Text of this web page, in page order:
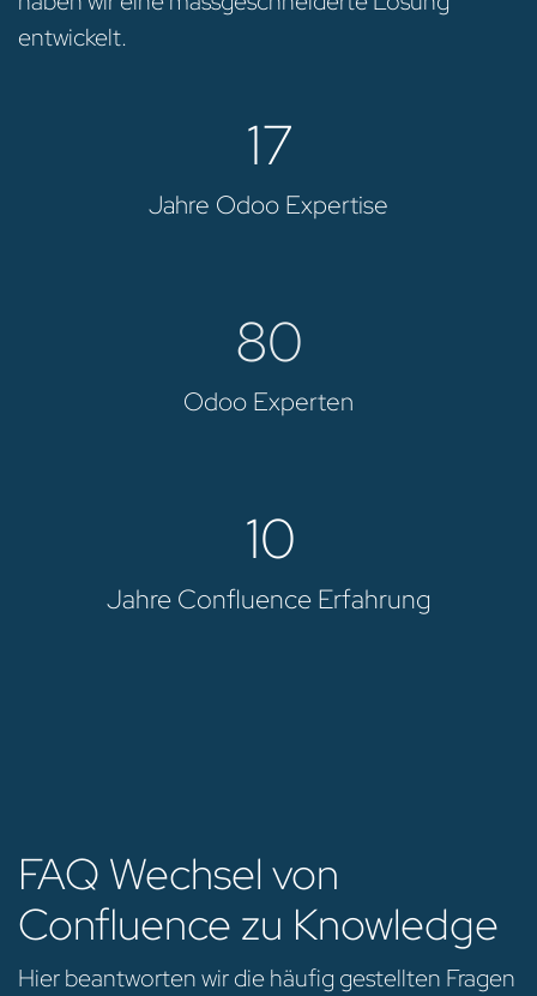
entwickelt.
17
Jahre Odoo Expertise
80
Odoo Experten
10
Jahre Confluence Erfahrung
FAQ Wechsel von
Confluence zu Knowledge
Hier beantworten wir die häufig gestellten Fragen